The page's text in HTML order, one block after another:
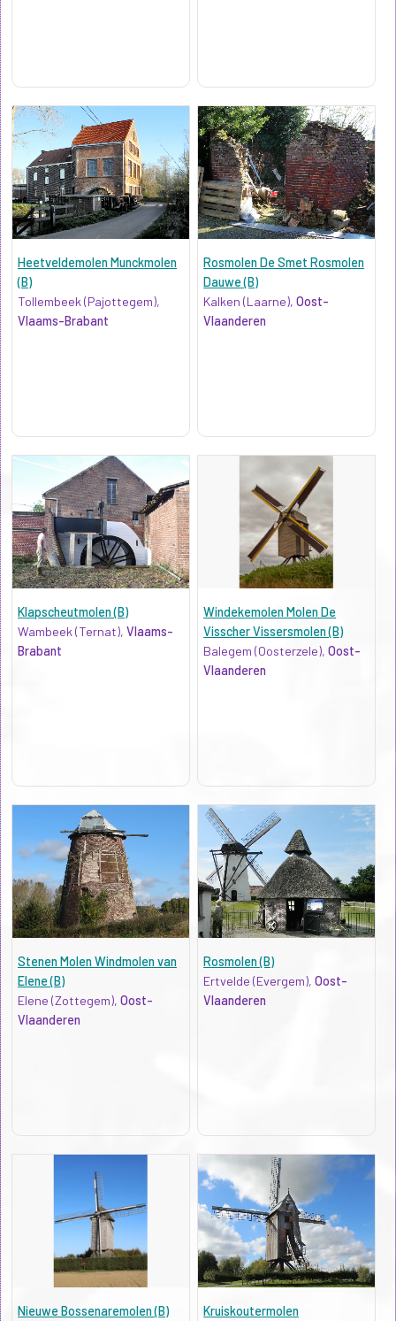
Heetveldemolen Munckmolen
(B)
Tollembeek (Pajottegem),
Vlaams-Brabant
Rosmolen De Smet Rosmolen
Dauwe (B)
Kalken (Laarne),Oost-
Vlaanderen
Klapscheutmolen (B)
Wambeek (Ternat), Vlaams-
Brabant
Windekemolen Molen De
Visscher Vissersmolen (B)
Balegem (Oosterzele),Oost-
Vlaanderen
Stenen Molen Windmolen van
Elene (B)
Elene (Zottegem), Oost-
Vlaanderen
Rosmolen (B)
Ertvelde (Evergem),Oost-
Vlaanderen
Nieuwe Bossenaremolen (B)
Kruiskoutermolen